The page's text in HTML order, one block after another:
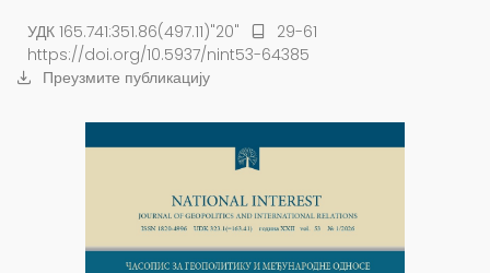
УДК 165.741:351.86(497.11)"20"
29-61
https://doi.org/10.5937/nint53-64385
Преузмите публикацију